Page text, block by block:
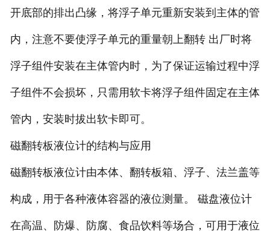
开底部的排出凸缘，将浮子单元重新安装到主体的管
内，注意不要使浮子单元的重量朝上翻转 出厂时将
浮子组件安装在主体管内时，为了保证运输过程中浮
子组件不会损坏，只需用软卡将浮子组件固定在主体
管内，安装时拔出软卡即可。
磁翻转板液位计的结构与应用
磁翻转板液位计由本体、翻转板箱、浮子、法兰盖等
构成，用于各种液体容器的液位测量。 磁盘液位计
在高温、防爆、防腐、食品饮料等场合，可用于液位